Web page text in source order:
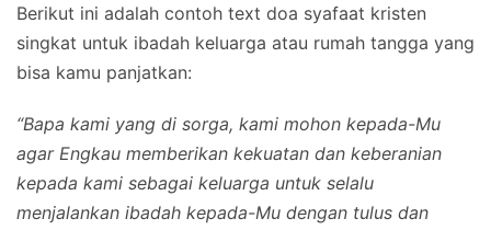
Berikut ini adalah contoh text doa syafaat kristen
singkat untuk ibadah keluarga atau rumah tangga yang
bisa kamu panjatkan:
“Bapa kami yang di sorga, kami mohon kepada-Mu
agar Engkau memberikan kekuatan dan keberanian
kepada kami sebagai keluarga untuk selalu
menjalankan ibadah kepada-Mu dengan tulus dan